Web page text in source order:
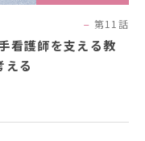
第11話
看護師を支える教
える